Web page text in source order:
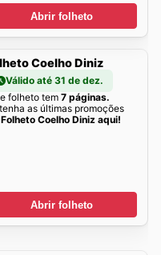
Abrir folheto
Coelho Diniz
Válido até 31 de dez.
folheto tem 7 páginas.
as últimas promoções
Coelho Diniz aqui!
Abrir folheto